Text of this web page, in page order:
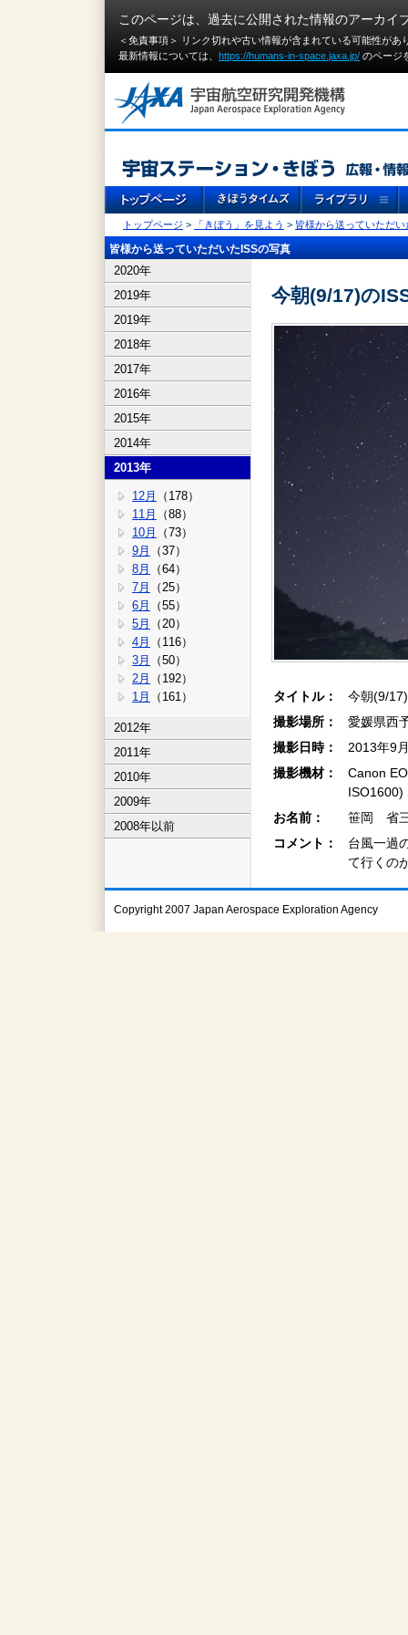
このページは、過去に公開された情報のアーカイ
＜免責事項＞ リンク切れや古い情報が含まれている可能性が
最新情報については、 https://humans-in-space.jaxa.jp/ のページ
トップページ > 「きぼう」を見よう > 皆様から送っていただい
皆様から送っていただいたISSの写真
2020年
2019年
2019年
2018年
2017年
2016年
2015年
2014年
2013年
12月
（178）
11月
（88）
10月
（73）
9月
（37）
8月
（64）
7月
（25）
6月
（55）
5月
（20）
4月
（116）
3月
（50）
2月
（192）
1月
（161）
2012年
2011年
2010年
2009年
2008年以前
今朝(9/17)の
タイトル：
今朝(9/
撮影場所：
愛媛県西
撮影日時：
2013年9
撮影機材：
Canon
ISO1600)
お名前：
笹岡 省
コメント：
台風一過
て行くの
Copyright 2007 Japan Aerospace Exploration Agency